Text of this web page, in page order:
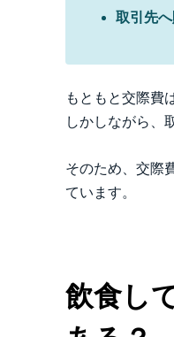
取引先
もともと交際費
しかしながら、
そのため、交際
ています。
飲食し